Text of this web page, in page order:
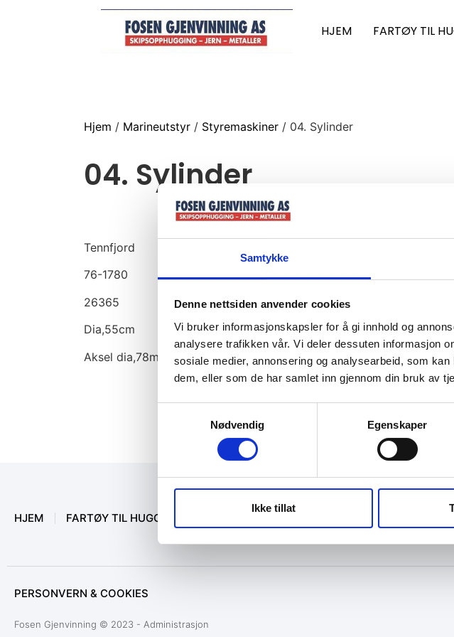
Samtykke
Denne nettsiden anvender cookies
Vi bruker informasjonskapsler for å gi innhold og
analysere trafikken vår. Vi deler dessuten informasjon
sosiale medier, annonsering og analysearbeid, som
dem, eller som de har samlet inn gjennom din bruk av
Nødvendig
Egenskaper
Ikke tillat
HJEM FARTØY TIL
Hjem / Marineutstyr/ Styremaskiner/ 04. Sylinder
04. Sylinder
Tennfjord
76-1780
26365
Dia,55cm
Aksel dia,78mm
HJEM FARTØY TIL HUGGING
PERSONVERN & COOKIES
Fosen Gjenvinning © 2023 - Administrasjon